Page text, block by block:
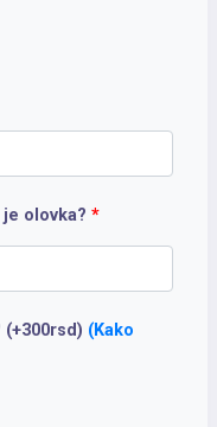
olovka? *
(Kako